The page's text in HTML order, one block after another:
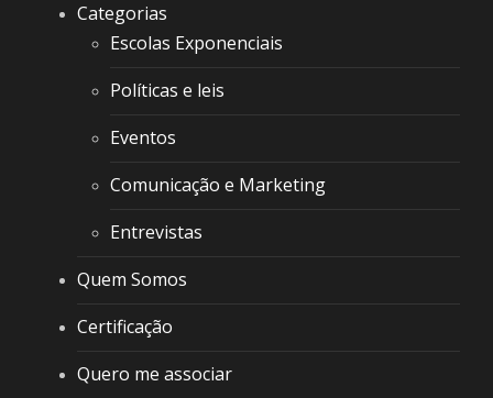
Categorias
Escolas Exponenciais
Políticas e leis
Eventos
Comunicação e Marketing
Entrevistas
Quem Somos
Certificação
Quero me associar